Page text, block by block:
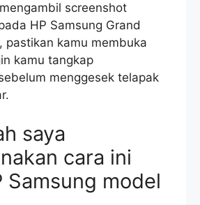
screenshot
HP Samsung Grand
pastikan kamu membuka
kamu tangkap
menggesek telapak
saya
cara ini
Samsung model